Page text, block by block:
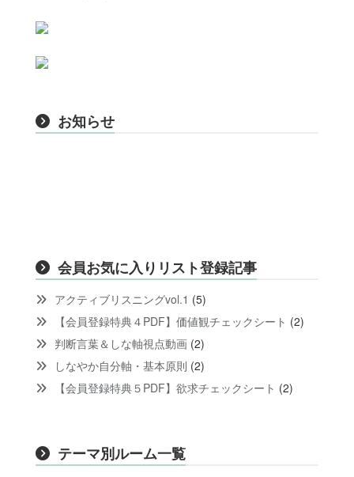
お知らせ
会員お気に入りリスト登録記事
アクティブリスニングvol.1 (5)
【会員登録特典４PDF】価値観チェックシート (2)
判断言葉＆しな軸視点動画(2)
しなやか自分軸・基本原則 (2)
【会員登録特典５PDF】欲求チェックシート (2)
テーマ別ルーム一覧